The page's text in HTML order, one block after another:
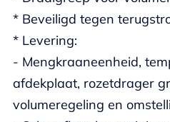
* Beveiligd tegen
* Levering:
- Mengkraaneenheid,
afdekplaat, rozetdrager
volumeregeling en